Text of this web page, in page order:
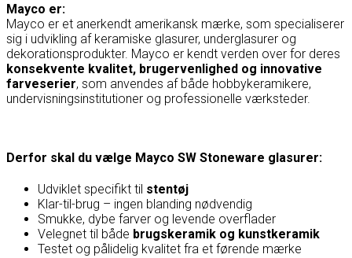
Mayco er:
Mayco er et anerkendt amerikansk mærke, som specialiserer
sig i udvikling af keramiske glasurer, underglasurer og
dekorationsprodukter. Mayco er kendt verden over for deres
konsekvente kvalitet, brugervenlighed og innovative
farveserier, som anvendes af både hobbykeramikere,
undervisningsinstitutioner og professionelle værksteder.
Derfor skal du vælge Mayco SW Stoneware glasurer:
Udviklet specifikt til stentøj
Klar-til-brug – ingen blanding nødvendig
Smukke, dybe farver og levende overflader
Velegnet til både brugskeramik og kunstkeramik
Testet og pålidelig kvalitet fra et førende mærke